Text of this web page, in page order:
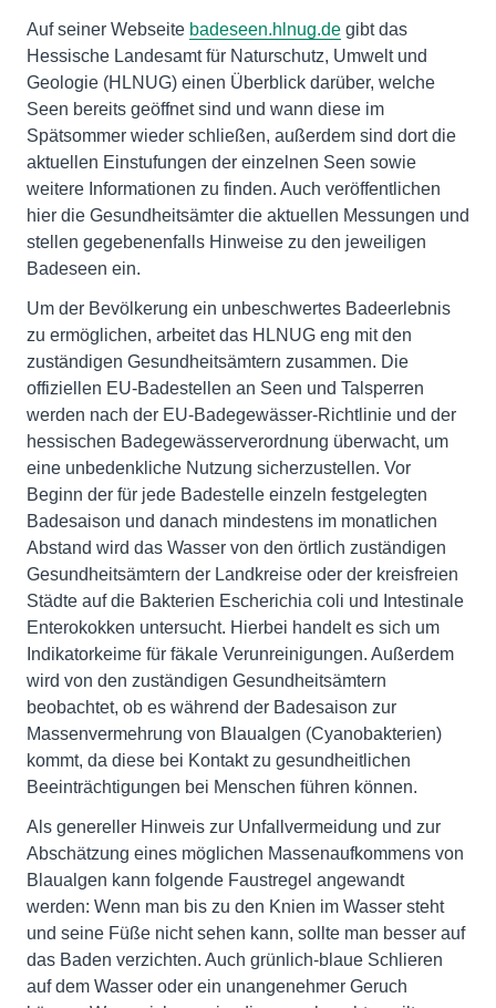
Auf seiner Webseite badeseen.hlnug.de gibt das
Hessische Landesamt für Naturschutz, Umwelt und
Geologie (HLNUG) einen Überblick darüber, welche
Seen bereits geöffnet sind und wann diese im
Spätsommer wieder schließen, außerdem sind dort die
aktuellen Einstufungen der einzelnen Seen sowie
weitere Informationen zu finden. Auch veröffentlichen
hier die Gesundheitsämter die aktuellen Messungen und
stellen gegebenenfalls Hinweise zu den jeweiligen
Badeseen ein.
Um der Bevölkerung ein unbeschwertes Badeerlebnis
zu ermöglichen, arbeitet das HLNUG eng mit den
zuständigen Gesundheitsämtern zusammen. Die
offiziellen EU-Badestellen an Seen und Talsperren
werden nach der EU-Badegewässer-Richtlinie und der
hessischen Badegewässerverordnung überwacht, um
eine unbedenkliche Nutzung sicherzustellen. Vor
Beginn der für jede Badestelle einzeln festgelegten
Badesaison und danach mindestens im monatlichen
Abstand wird das Wasser von den örtlich zuständigen
Gesundheitsämtern der Landkreise oder der kreisfreien
Städte auf die Bakterien Escherichia coli und Intestinale
Enterokokken untersucht. Hierbei handelt es sich um
Indikatorkeime für fäkale Verunreinigungen. Außerdem
wird von den zuständigen Gesundheitsämtern
beobachtet, ob es während der Badesaison zur
Massenvermehrung von Blaualgen (Cyanobakterien)
kommt, da diese bei Kontakt zu gesundheitlichen
Beeinträchtigungen bei Menschen führen können.
Als genereller Hinweis zur Unfallvermeidung und zur
Abschätzung eines möglichen Massenaufkommens von
Blaualgen kann folgende Faustregel angewandt
werden: Wenn man bis zu den Knien im Wasser steht
und seine Füße nicht sehen kann, sollte man besser auf
das Baden verzichten. Auch grünlich-blaue Schlieren
auf dem Wasser oder ein unangenehmer Geruch